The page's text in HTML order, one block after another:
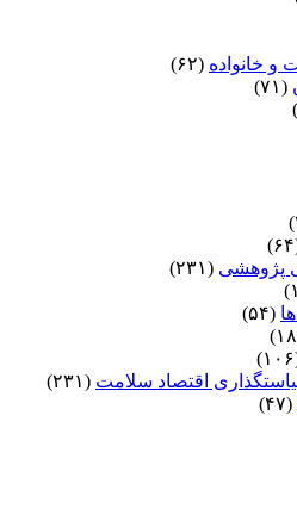
و خانواده (۶۲)
(۷۱)
پژوهشی (۲۳۱)
(۵۴)
اقتصاد سلامت (۲۳۱)
(۴۷)